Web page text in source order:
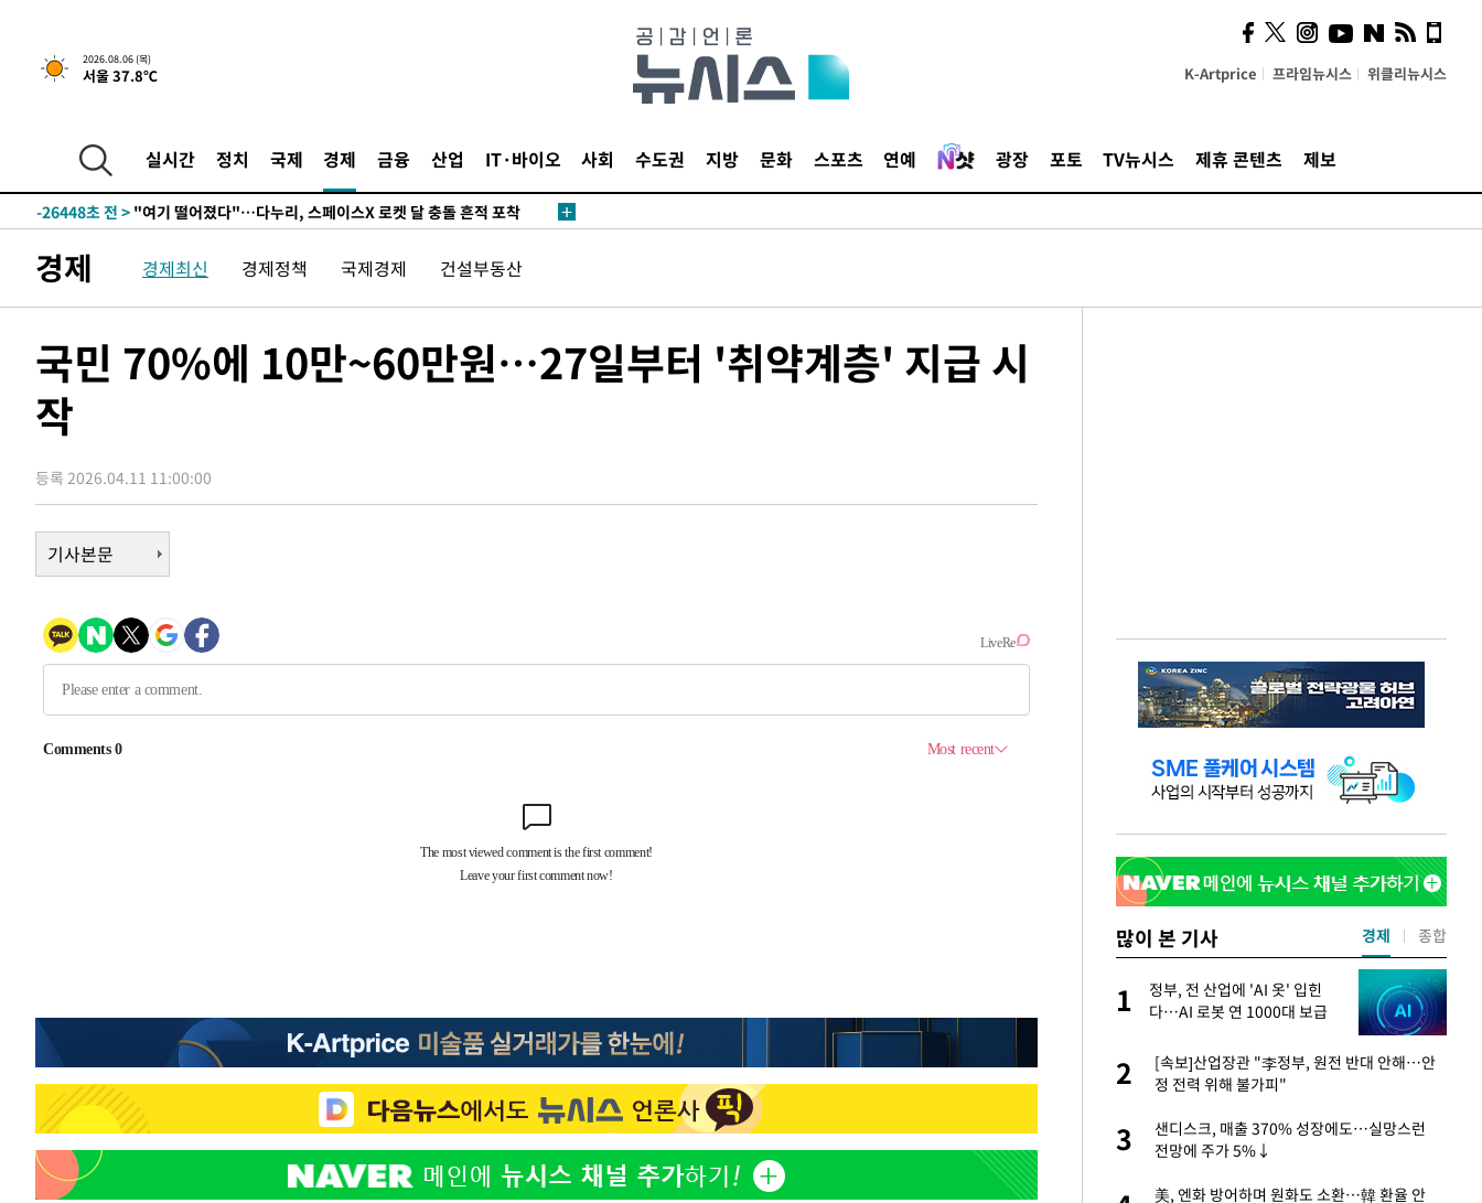
2026.08.06 (목)
서울 37.8℃ K-Artprice 프라임뉴시스 위클리뉴시스
실시간 정치 국제 경제 금융 산업 IT·바이오 사회 수도권 지방 문화 스포츠 연예 광장 포토 TV뉴시스 제휴 콘텐츠 제보
2시간 전 >[속보] 호르무즈 해협 이란-오만 협상 기대속 뉴욕증시 혼조 마감 다우
0.49%↑
-29054초 전 >
[속보]코스닥, 800p 회복…0.26% 오른 801.67 마감
-28849초 전 >
[속보]원·달러 환율, 0.7원 내린 1423.8원 마감
-26448초 전 >
-23493초 전 > 손흥민, 5경기 연속골 실패…LAFC는 승부차기 끝 과달라하라 격파
-15731초 전 >
트럼프, 한국계 진보 주지사 후보 맹공…"공산주의가 최대 위협"
-15709초 전 >"美간섭에 합의 지연"…트럼프, '이란 호르무즈 통제권' 수용할까
-10926초 전 > [속보]경찰, '홍명보 선임 논란' 대한축구협회·축구회관 등 압수수
색
-10313초 전 >
상
-10106초 전 >
-6939초 전 >서울 열대야 15일째 지속…비공식 '초열대야' 30도 넘어
-5489초 전 >
[속보]코스피, 119.51포인트(1.81%) 내린 6478.75 개장
-1936초 전 >6월 경상수지 497.3억 달러…두 달 연속 사상 최대
-1887초 전 > 서울 낮 39도 '폭염중대경보'…40도 관측 가능성도
12분 전 >미 워싱턴주 스포캔 시의 통제불능 3개 산불, 방화선 일부 구축
-29054초 전 >
-28984초 전 >
손흥민, 5경기 연속골 실패…LAFC는 승부차기 끝 과달라하라 격파
내일까지 39도 '펄펄'…기상청 "태풍 지나며 폭염 잠시 꺾인다"
-10313초 전 >[속보]산업장관 "美무역법 제301조 과잉생산 결과 발표 8월 중 예
상-10106초 전 >
[속보]코스피 매도사이드카 발동…4%대 급락
-6939초 전 >서울 열대야 15일째 지속…비공식 '초열대야' 30도 넘어
-5506초 전 >[속보]코스닥, 2.15포인트(0.27%) 내린 797.44 출발
-5489초 전 >
[속보]코스피, 119.51포인트(1.81%) 내린 6478.75 개장
경제 경제최신 경제정책 국제경제 건설부동산
국민 70%에 10만~60만원…27일부터 '취약계층' 지급 시
작
등록 2026.04.11 11:00:00
기사본문
많이 본 기사
2
정보석 "황정음 전 남편 서글서글한 인상이
었는데…"
3
정부, 전 산업에 'AI 옷' 입힌다…AI 로봇 연
1000대 보급 추진
바다, 워터밤 공개저격 "말이 안 된다"
1
정부, 전 산업에 'AI 옷' 입힌
다…AI 로봇 연 1000대 보급
2
[속보]산업장관 "李정부, 원전 반대 안해…안
정 전력 위해 불가피"
3
샌디스크, 매출 370% 성장에도…실망스런
전망에 주가 5%↓
美, 엔화 방어하며 원화도 소환…韓 환율 안
경제 종합